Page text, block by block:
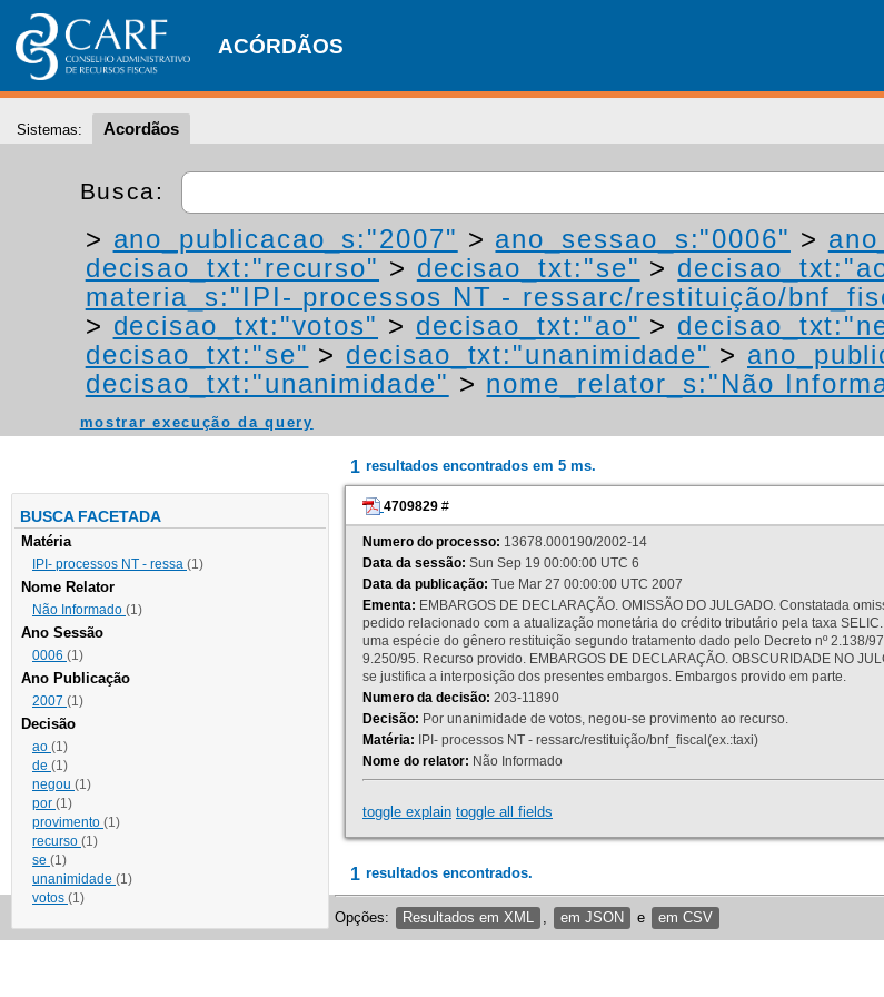
ACÓRDÃOS
Sistemas: Acordãos
Busca:
> ano_publicacao_s:"2007" > ano_sessao_s:"0006" >
decisao_txt:"recurso" > decisao_txt:"se" >
materia_s:"IPI- processos NT - ressarc/restituição/
> decisao_txt:"votos" > decisao_txt:"ao" >
decisao_txt:"se" > decisao_txt:"unanimidade" >
decisao_txt:"unanimidade" > nome_relator_s:"Não
mostrar execução da query
BUSCA FACETADA
Matéria
IPI- processos NT - ressa (1)
Nome Relator
Não Informado (1)
Ano Sessão
0006 (1)
Ano Publicação
2007 (1)
Decisão
ao (1)
de (1)
negou (1)
por (1)
provimento (1)
recurso (1)
se (1)
unanimidade (1)
votos (1)
1 resultados encontrados em 5 ms.
4709829 #
Numero do processo: 13678.000190/2002-14
Data da sessão: Sun Sep 19 00:00:00 UTC 6
Data da publicação: Tue Mar 27 00:00:00 UTC 2007
Ementa: EMBARGOS DE DECLARAÇÃO. OMISSÃO DO JULGADO. Constatada
pedido relacionado com a atualização monetária do crédito tributário pela taxa
uma espécie do gênero restituição segundo tratamento dado pelo Decreto nº 2.138/
9.250/95. Recurso provido. EMBARGOS DE DECLARAÇÃO. OBSCURIDADE NO
se justifica a interposição dos presentes embargos. Embargos provido em parte.
Numero da decisão: 203-11890
Decisão: Por unanimidade de votos, negou-se provimento ao recurso.
Matéria: IPI- processos NT - ressarc/restituição/bnf_fiscal(ex.:taxi)
Nome do relator: Não Informado
toggle explain toggle all fields
1 resultados encontrados.
Opções: Resultados em XML em JSON e em CSV